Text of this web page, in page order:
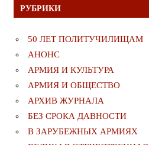
РУБРИКИ
50 ЛЕТ ПОЛИТУЧИЛИЩАМ
АНОНС
АРМИЯ И КУЛЬТУРА
АРМИЯ И ОБЩЕСТВО
АРХИВ ЖУРНАЛА
БЕЗ СРОКА ДАВНОСТИ
В ЗАРУБЕЖНЫХ АРМИЯХ